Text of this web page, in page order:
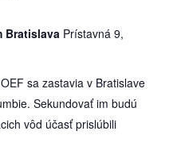
Bratislava Prístavná 9,
sa zastavia v Bratislave
Sekundovať im budú
vôd účasť prislúbili